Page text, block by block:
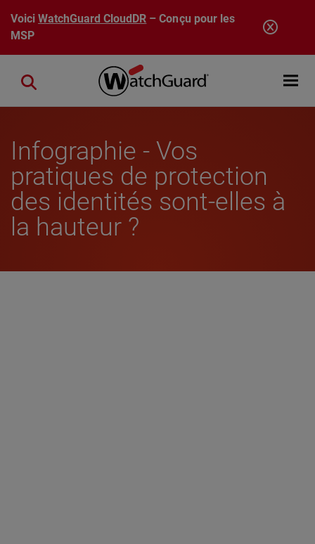
Aller au contenu principal
VoiciWatchGuard CloudDR – Conçu pour les
MSP
Open
Close search
Infographie - Vos
pratiques de protection
des identités sont-elles à
la hauteur ?